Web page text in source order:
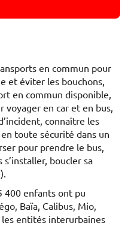
en commun pour
et éviter les bouchons,
en commun disponible,
voyager en car et en bus,
connaître les
toute sécurité dans un
pour prendre le bus,
boucler sa
400 enfants ont pu
Baïa, Calibus, Mio,
les entités interurbaines